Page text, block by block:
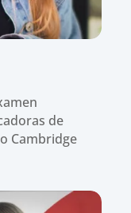
de
Cambridge